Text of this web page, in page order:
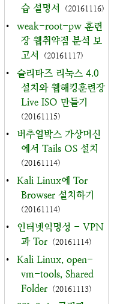
습 설명서
(20161116)
•
weak-root-pw 훈련
장 웹취약점 분석 보
고서
(20161117)
•
슬리타즈 리눅스 4.0
설치와 웹해킹훈련장
Live ISO 만들기
(20161115)
•
버추얼박스 가상머신
에서 Tails OS 설치
(20161114)
•
Kali Linux에 Tor
Browser 설치하기
(20161114)
•
인터넷익명성 - VPN
과 Tor (20161114)
•
Kali Linux, open-
vm-tools, Shared
Folder (20161113)